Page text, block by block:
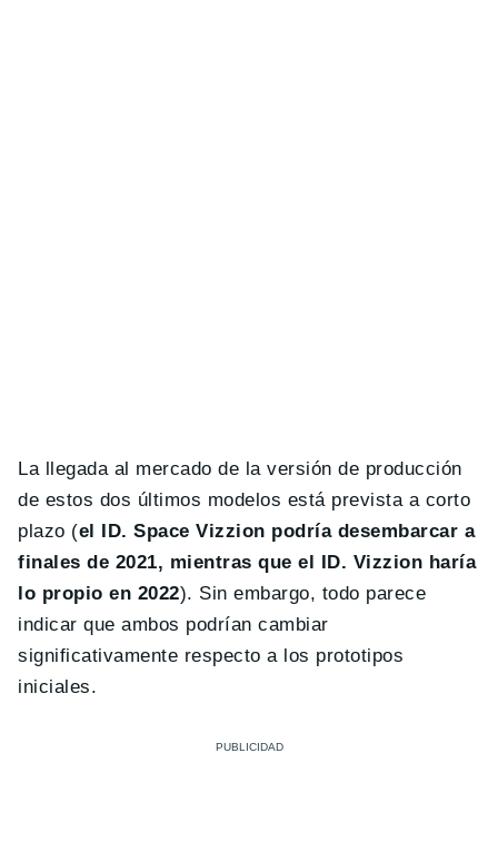
La llegada al mercado de la versión de producción
de estos dos últimos modelos está prevista a corto
plazo (el ID. Space Vizzion podría desembarcar a
finales de 2021, mientras que el ID. Vizzion haría
lo propio en 2022). Sin embargo, todo parece
indicar que ambos podrían cambiar
significativamente respecto a los prototipos
iniciales.